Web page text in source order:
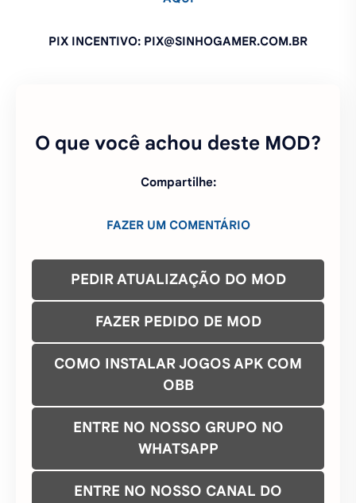
PIX INCENTIVO: PIX@SINHOGAMER.COM.BR
O que você achou deste MOD?
Compartilhe:
FAZER UM COMENTÁRIO
PEDIR ATUALIZAÇÃO DO MOD
FAZER PEDIDO DE MOD
COMO INSTALAR JOGOS APK COM
OBB
ENTRE NO NOSSO GRUPO NO
WHATSAPP
ENTRE NO NOSSO CANAL DO